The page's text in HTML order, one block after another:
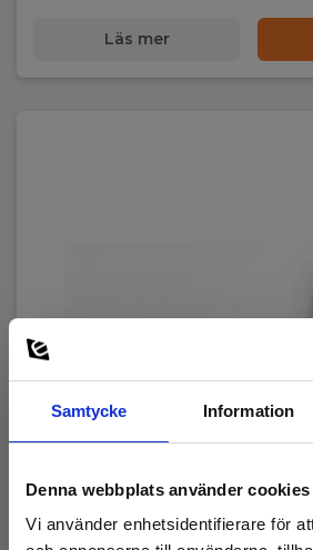
Samtycke Information
Denna webbplats använder cookies
Vi använder enhetsidentifierare för
IEC 61010-1 mätkategori:
Nettovikt:
Läs mer